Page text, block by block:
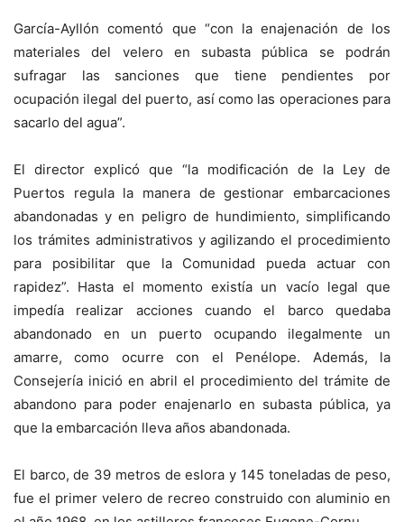
García-Ayllón comentó que “con la enajenación de los
materiales del velero en subasta pública se podrán
sufragar las sanciones que tiene pendientes por
ocupación ilegal del puerto, así como las operaciones para
sacarlo del agua”.
El director explicó que “la modificación de la Ley de
Puertos regula la manera de gestionar embarcaciones
abandonadas y en peligro de hundimiento, simplificando
los trámites administrativos y agilizando el procedimiento
para posibilitar que la Comunidad pueda actuar con
rapidez”. Hasta el momento existía un vacío legal que
impedía realizar acciones cuando el barco quedaba
abandonado en un puerto ocupando ilegalmente un
amarre, como ocurre con el Penélope. Además, la
Consejería inició en abril el procedimiento del trámite de
abandono para poder enajenarlo en subasta pública, ya
que la embarcación lleva años abandonada.
El barco, de 39 metros de eslora y 145 toneladas de peso,
fue el primer velero de recreo construido con aluminio en